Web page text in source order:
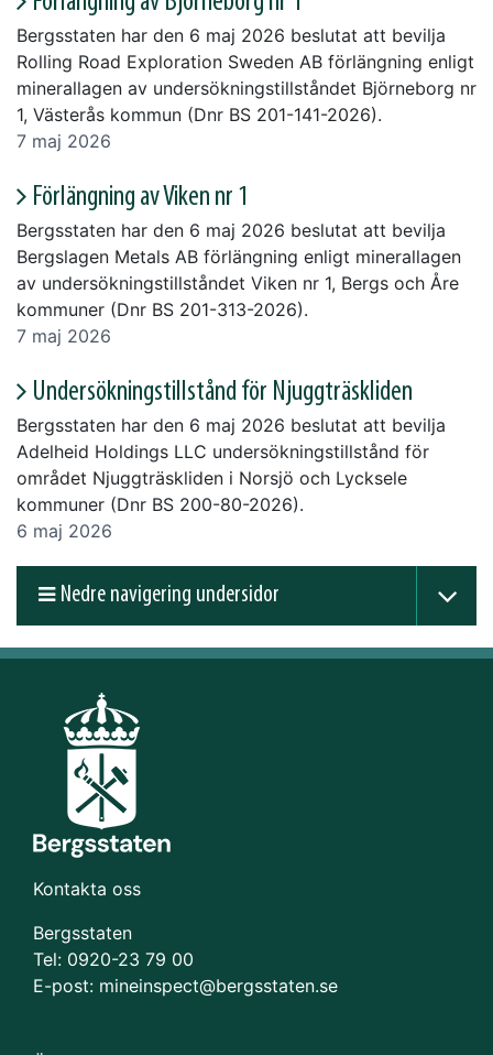
Bergsstaten har den 6 maj 2026 beslutat att bevilja
Rolling Road Exploration Sweden AB förlängning enligt
minerallagen av undersökningstillståndet Björneborg nr
1, Västerås kommun (Dnr BS 201-141-2026).
7 maj 2026
Förlängning av Viken nr 1
Bergsstaten har den 6 maj 2026 beslutat att bevilja
Bergslagen Metals AB förlängning enligt minerallagen
av undersökningstillståndet Viken nr 1, Bergs och Åre
kommuner (Dnr BS 201-313-2026).
7 maj 2026
Undersökningstillstånd för Njuggträskliden
Bergsstaten har den 6 maj 2026 beslutat att bevilja
Adelheid Holdings LLC undersökningstillstånd för
området Njuggträskliden i Norsjö och Lycksele
kommuner (Dnr BS 200-80-2026).
6 maj 2026
Nedre navigering undersidor
Kontakta oss
Bergsstaten
Tel: 0920-23 79 00
E-post: mineinspect@bergsstaten.se